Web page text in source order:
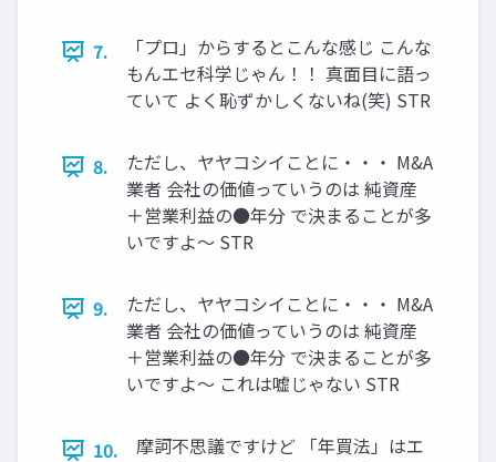
7.
「プロ」からするとこんな感じ こんな
もんエセ科学じゃん！！ 真面目に語っ
ていて よく恥ずかしくないね(笑) STR
8.
ただし、ヤヤコシイことに・・・ M&A
業者 会社の価値っていうのは 純資産
＋営業利益の●年分 で決まることが多
いですよ〜 STR
9.
ただし、ヤヤコシイことに・・・ M&A
業者 会社の価値っていうのは 純資産
＋営業利益の●年分 で決まることが多
いですよ〜 これは嘘じゃない STR
10.
摩訶不思議ですけど 「年買法」はエ